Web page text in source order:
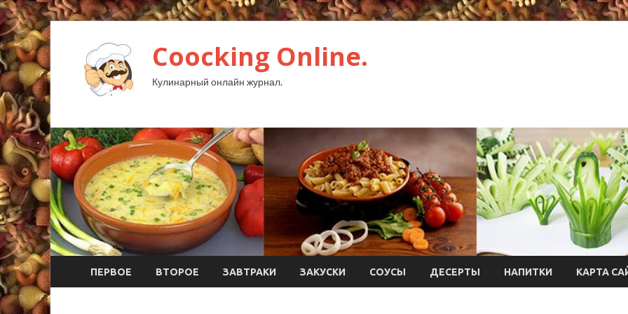
Coocking Online.
Кулинарный онлайн журнал.
ПЕРВОЕ ВТОРОЕ ЗАВТРАКИ ЗАКУСКИ СОУСЫ ДЕСЕРТЫ НАПИТКИ КАРТА